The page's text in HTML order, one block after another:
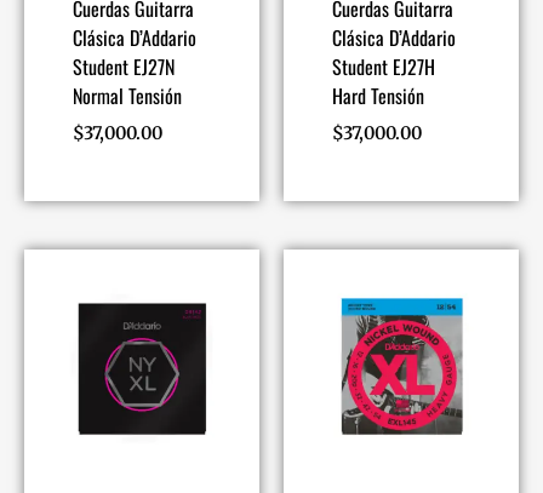
Cuerdas Guitarra
Clásica D’Addario
Student EJ27N
Normal Tensión
$37,000.00
Cuerdas Guitarra
Clásica D’Addario
Student EJ27H
Hard Tensión
$37,000.00